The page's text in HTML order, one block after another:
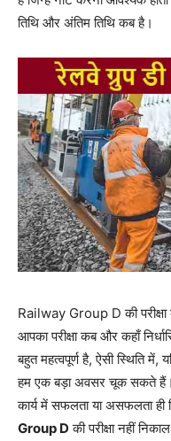
तिथि और अंतिम तिथि कब है।
Railway Group D की
आपका परीक्षा कब और कहाँ
बहुत महत्वपूर्ण है, ऐसी स्थिति में,
हम एक बड़ा अवसर चूक सकते हैं।
कार्य में सफलता या असफलता ही
Group D की परीक्षा नहीं